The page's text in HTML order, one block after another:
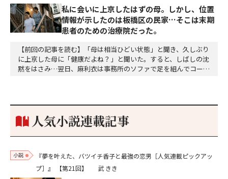
私に会いに上京したはずの母。しかし、位置
情報が示したのは板橋区の民家…そこは末期
患者のための治療院だった。
【前回の記事を読む】「母は相当ひどい状態」と聞き、久しぶり
に上京した母に「健康だよね？」と聞いた。すると、しばしの沈
黙をはさみ…翌日、麻利衣は事務所のソファで足を組んでコーヒ
個のサイコロが握られていた。「やはり私はあなたの超…
人気小説連載記事
小説
『夢を叶えた、バツイチ香子と最強の恋男［人気連載ピックアッ
プ］』
【第21回】 武 きき